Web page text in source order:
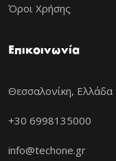
Όροι Χρήσης
Επικοινωνία
Θεσσαλονίκη, Ελλάδα
+30 6998135000
info@techone.gr